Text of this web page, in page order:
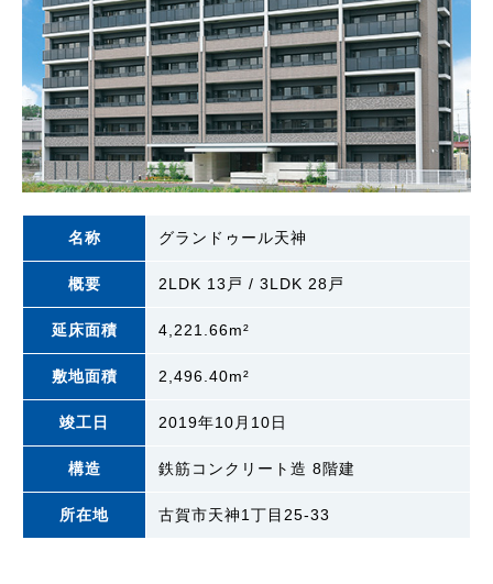
名称 グランドゥール天神
概要 2LDK 13戸 / 3LDK 28戸
延床面積 4,221.66m²
敷地面積 2,496.40m²
竣工日 2019年10月10日
構造 鉄筋コンクリート造 8階建
所在地 古賀市天神1丁目25-33